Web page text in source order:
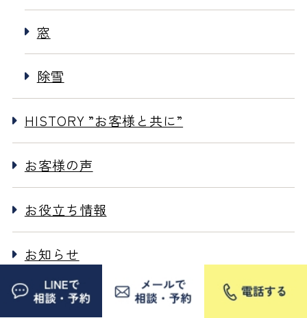
窓
除雪
HISTORY ”お客様と共に”
お客様の声
お役立ち情報
お知らせ
お祝い事、贈り物